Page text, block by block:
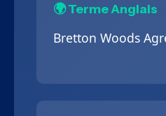
🌍 Terme Anglais
Bretton Woods